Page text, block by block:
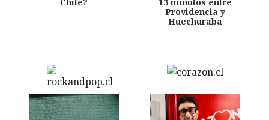
Chile?
13 minutos entre
Providencia y
Huechuraba